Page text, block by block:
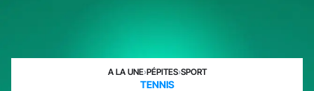
A LA UNE›PÉPITES›SPORT
TENNIS